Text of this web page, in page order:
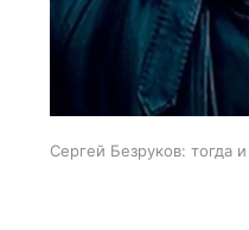
Сергей Безруков: тогда